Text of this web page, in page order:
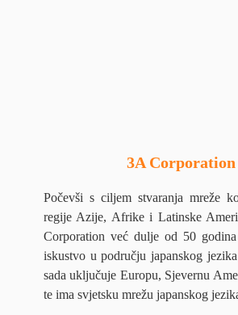
3A Corporation
Počevši s ciljem stvaranja mreže
regije Azije, Afrike i Latinske
Corporation već dulje od 50
iskustvo u području japanskog
sada uključuje Europu, Sjevernu
te ima svjetsku mrežu japanskog